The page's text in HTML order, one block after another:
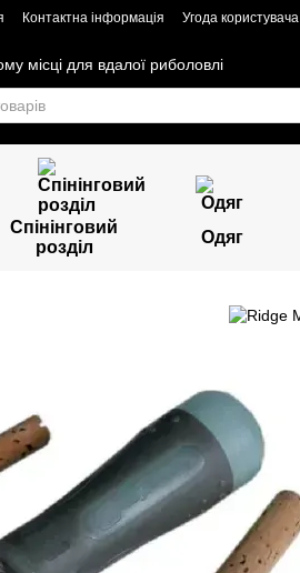
Контактна інформація Угода користувача
місці для вдалої риболовлі
Спінінговий
розділ
Одяг